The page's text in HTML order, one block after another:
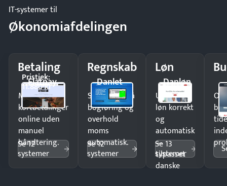
IT-systemer til
Økonomiafdelingen
Betaling
Flatpay
Pristjek:
11.880 kr
Modtag
kortbetalinger
online uden
manuel
håndtering.
Se 12
systemer
Regnskab
Danlet
Spar timer på
bogføring og
overhold
moms
automatisk.
Se 12
systemer
Løn
Danløn
Udbetal
løn korrekt
og
automatisk
—
tilpasset
danske
Se 13
systemer